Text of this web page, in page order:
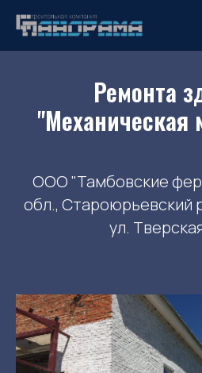
Ремонта
"Механическая
ООО "Тамбовские
обл., Староюрьевский
ул.